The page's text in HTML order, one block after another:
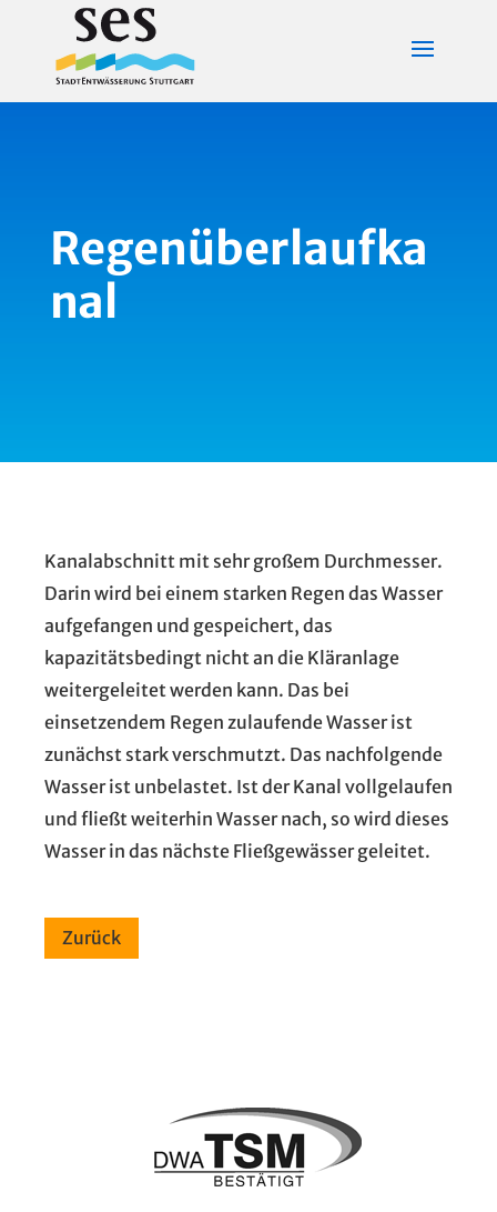
Regenüberlaufka
nal
Kanalabschnitt mit sehr großem Durchmesser.
Darin wird bei einem starken Regen das Wasser
aufgefangen und gespeichert, das
kapazitätsbedingt nicht an die Kläranlage
weitergeleitet werden kann. Das bei
einsetzendem Regen zulaufende Wasser ist
zunächst stark verschmutzt. Das nachfolgende
Wasser ist unbelastet. Ist der Kanal vollgelaufen
und fließt weiterhin Wasser nach, so wird dieses
Wasser in das nächste Fließgewässer geleitet.